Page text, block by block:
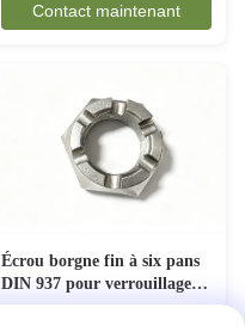
Contact maintenant
Écrou borgne fin à six pans
DIN 937 pour verrouillage
de précision